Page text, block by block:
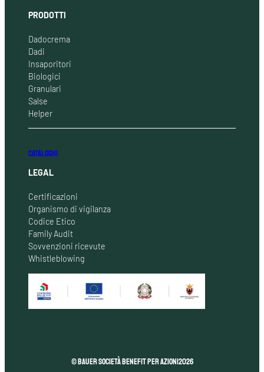
PRODOTTI
Dadocrema
Dadi
Insaporitori
Biologici
Granulari
Salse
Helper
CATALOGHI
LEGAL
Certificazioni
Organismo di vigilanza
Codice Etico
Family Audit
Sovvenzioni ricevute
Whistleblowing
© Bauer Società Benefit per Azioni2026